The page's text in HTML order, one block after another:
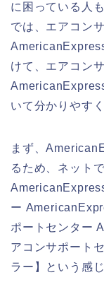
に困っている人
では、エアコン
けて、エアコン
いて分かりやす
まず、
るため、ネット
ー
ポートセンター
アコンサポート
ラー】という感